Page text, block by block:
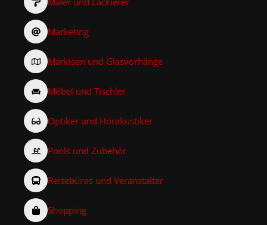
Marketing
Markisen und Glasvorhänge
Möbel und Tischler
Optiker und Hörakustiker
Pools und Zubehör
Reisebüros und Veranstalter
Shopping